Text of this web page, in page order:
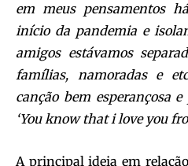
em meus pensamentos
início da pandemia e
amigos estávamos
famílias, namoradas e
canção bem esperançosa
‘You know that i love you
A principal ideia em